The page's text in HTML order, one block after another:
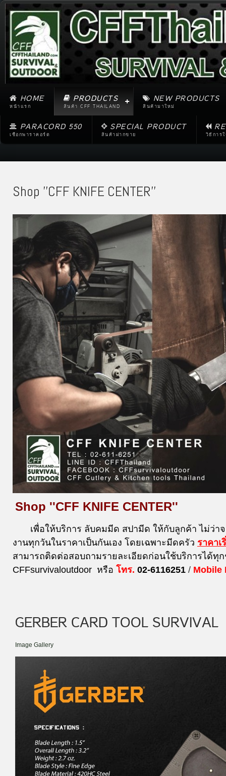
HOME
หน้าแรก
PRODUCTS
สินค้า CFF THAILAND
NEW PRODUCTS
สินค้ามาใหม่
PARACORD 550
เชือกพาราคอร์ด
SPECIAL PRODUCT
สินค้าฝากขาย วิธีการ
Shop ''CFF KNIFE CENTER''
Shop ''CFF KNIFE CENTER''
เพื่อให้บริการ ลับคมมีด สปามีด ให้กับลูกค้า ไม่ว่
งานทุกวันในราคาเป็นกันเอง โดยเฉพาะมีดครัว ราคาเ
สามารถติดต่อสอบถามรายละเอียดก่อนใช้บริการได้ทุ
CFFsurvivaloutdoor หรือ โทร. 02-6116251 / Mobile
GERBER CARD TOOL SURVIVAL
Image Gallery